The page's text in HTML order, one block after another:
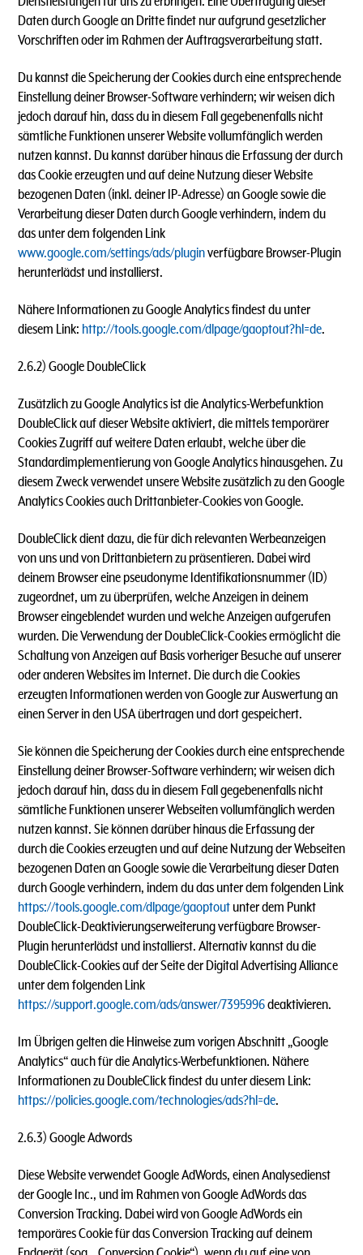
Daten durch Google an Dritte findet nur aufgrund gesetzlicher
Vorschriften oder im Rahmen der Auftragsverarbeitung statt.
Du kannst die Speicherung der Cookies durch eine entsprechende
Einstellung deiner Browser-Software verhindern; wir weisen dich
jedoch darauf hin, dass du in diesem Fall gegebenenfalls nicht
sämtliche Funktionen unserer Website vollumfänglich werden
nutzen kannst. Du kannst darüber hinaus die Erfassung der durch
das Cookie erzeugten und auf deine Nutzung dieser Website
bezogenen Daten (inkl. deiner IP-Adresse) an Google sowie die
Verarbeitung dieser Daten durch Google verhindern, indem du
das unter dem folgenden Link
www.google.com/settings/ads/pluginverfügbare Browser-Plugin
herunterlädst und installierst.
Nähere Informationen zu Google Analytics findest du unter
diesem Link: http://tools.google.com/dlpage/gaoptout?hl=de.
2.6.2) Google DoubleClick
Zusätzlich zu Google Analytics ist die Analytics-Werbefunktion
DoubleClick auf dieser Website aktiviert, die mittels temporärer
Cookies Zugriff auf weitere Daten erlaubt, welche über die
Standardimplementierung von Google Analytics hinausgehen. Zu
diesem Zweck verwendet unsere Website zusätzlich zu den Google
Analytics Cookies auch Drittanbieter-Cookies von Google.
DoubleClick dient dazu, die für dich relevanten Werbeanzeigen
von uns und von Drittanbietern zu präsentieren. Dabei wird
deinem Browser eine pseudonyme Identifikationsnummer (ID)
zugeordnet, um zu überprüfen, welche Anzeigen in deinem
Browser eingeblendet wurden und welche Anzeigen aufgerufen
wurden. Die Verwendung der DoubleClick-Cookies ermöglicht die
Schaltung von Anzeigen auf Basis vorheriger Besuche auf unserer
oder anderen Websites im Internet. Die durch die Cookies
erzeugten Informationen werden von Google zur Auswertung an
einen Server in den USA übertragen und dort gespeichert.
Sie können die Speicherung der Cookies durch eine entsprechende
Einstellung deiner Browser-Software verhindern; wir weisen dich
jedoch darauf hin, dass du in diesem Fall gegebenenfalls nicht
sämtliche Funktionen unserer Webseiten vollumfänglich werden
nutzen kannst. Sie können darüber hinaus die Erfassung der
durch die Cookies erzeugten und auf deine Nutzung der Webseiten
bezogenen Daten an Google sowie die Verarbeitung dieser Daten
durch Google verhindern, indem du das unter dem folgenden Link
https://tools.google.com/dlpage/gaoptout unter dem Punkt
DoubleClick-Deaktivierungserweiterung verfügbare Browser-
Plugin herunterlädst und installierst. Alternativ kannst du die
DoubleClick-Cookies auf der Seite der Digital Advertising Alliance
unter dem folgenden Link
https://support.google.com/ads/answer/7395996deaktivieren.
Im Übrigen gelten die Hinweise zum vorigen Abschnitt „Google
Analytics“ auch für die Analytics-Werbefunktionen. Nähere
Informationen zu DoubleClick findest du unter diesem Link:
https://policies.google.com/technologies/ads?hl=de.
2.6.3) Google Adwords
Diese Website verwendet Google AdWords, einen Analysedienst
der Google Inc., und im Rahmen von Google AdWords das
Conversion Tracking. Dabei wird von Google AdWords ein
temporäres Cookie für das Conversion Tracking auf deinem